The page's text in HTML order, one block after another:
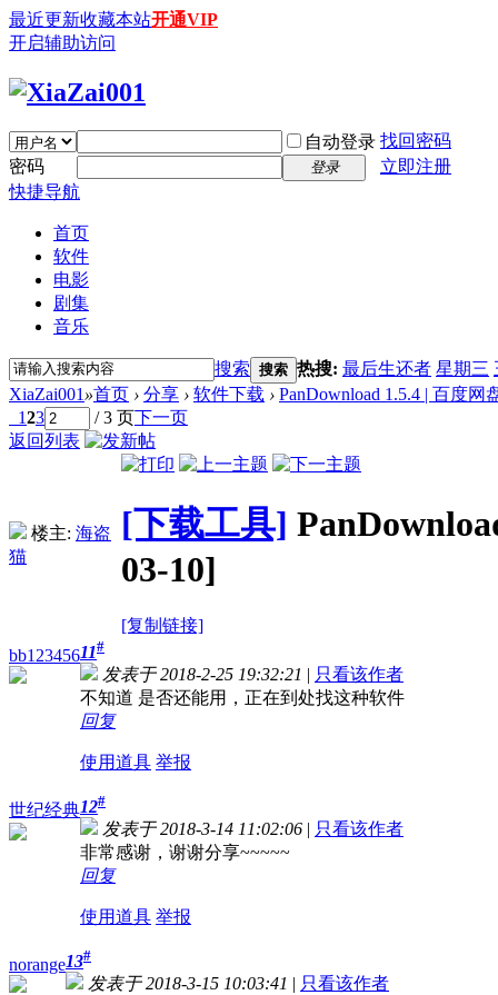
最近更新收藏本站开通VIP
开启辅助访问
自动登录 找回密码
密码
登录
立即注册
快捷导航
首页
软件
电影
剧集
音乐
搜索 搜索 热搜: 最后生还者 星期三
XiaZai001 »首页 › 分享 › 软件下载 › PanDownload 1.5.4 | 百度网
123 / 3 页下一页
返回列表
楼主: 海盗
猫
[下载工具]
03-10]
[复制链接]
bb12345611#
发表于 2018-2-25 19:32:21 | 只看该作者
不知道 是否还能用，正在到处找这种软件
回复
使用道具 举报
世纪经典12#
发表于 2018-3-14 11:02:06 | 只看该作者
非常感谢，谢谢分享~~~~~
回复
使用道具 举报
norange13#
发表于 2018-3-15 10:03:41 | 只看该作者